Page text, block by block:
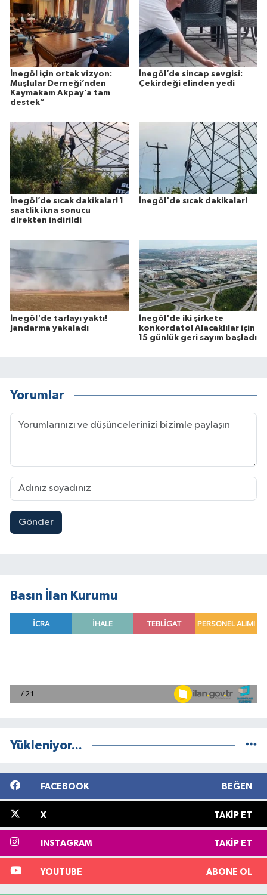
İnegöl için ortak vizyon:
Muşlular Derneği’nden
Kaymakam Akpay’a tam
destek”
İnegöl’de sincap sevgisi:
Çekirdeği elinden yedi
İnegöl’de sıcak dakikalar! 1
saatlik ikna sonucu
direkten indirildi
İnegöl'de sıcak dakikalar!
İnegöl'de tarlayı yaktı!
Jandarma yakaladı
İnegöl'de iki şirkete
konkordato! Alacaklılar için
15 günlük geri sayım başladı
Yorumlar
Gönder
Basın İlan Kurumu
Yükleniyor...
FACEBOOK BEĞEN
X TAKIP ET
INSTAGRAM TAKIP ET
YOUTUBE ABONE OL